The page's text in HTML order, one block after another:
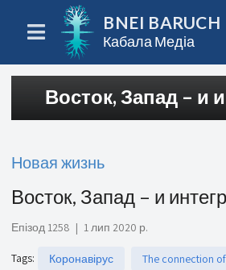
BNEI BARUCH
Кабала Медіа
Восток, Запад – и
Новая жизнь
Восток, Запад – и
Епізод 1258 | 1 лип 2020 р.
Tags: Коронавірус The connection